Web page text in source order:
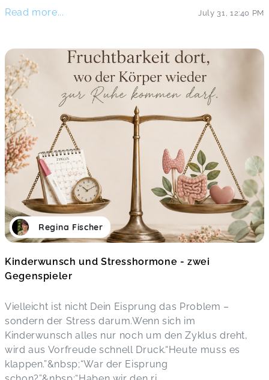
Read more... July 31 12:40 PM
Regina Fischer
Kinderwunsch und Stresshormone - zwei
Gegenspieler
Vielleicht ist nicht Dein Eisprung das Problem –
sondern der Stress darum.Wenn sich im
Kinderwunsch alles nur noch um den Zyklus dreht,
wird aus Vorfreude schnell Druck.“Heute muss es
klappen.”&nbsp;“War der Eisprung